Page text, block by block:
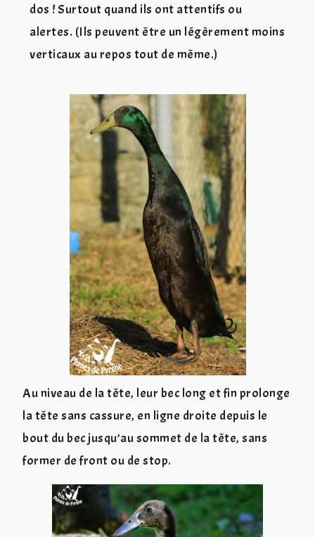
dos ! Surtout quand ils ont attentifs ou
alertes. (Ils peuvent être un légèrement moins
verticaux au repos tout de même.)
Au niveau de la tête, leur bec long et fin prolonge
la tête sans cassure, en ligne droite depuis le
bout du bec jusqu’au sommet de la tête, sans
former de front ou de stop.